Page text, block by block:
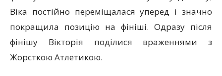
Віка постійно переміщалася уперед і значно
покращила позицію на фініші. Одразу після
фінішу Вікторія поділися враженнями з
Жорсткою Атлетикою.